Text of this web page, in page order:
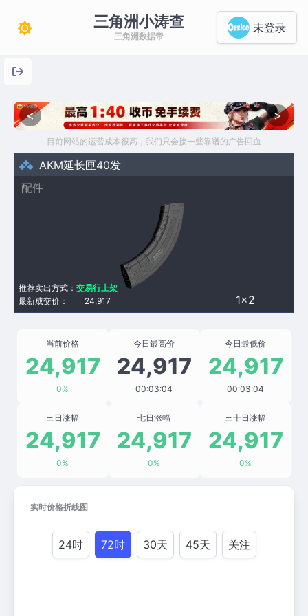
三角洲小涛查
三角洲数据帝
未登录
< >
目前网站的运营成本很高，我们只会接一些靠谱的广告回血
AKM延长匣40发
配件
1×2
最新成交价： 24,917
推荐卖出方式： 交易行上架
当前价格
24,917
0%
今日最高价
24,917
00:03:04
今日最低价
24,917
00:03:04
三日涨幅
24,917
0%
七日涨幅
24,917
0%
三十日涨幅
24,917
0%
实时价格折线图
24时 72时 30天 45天 关注